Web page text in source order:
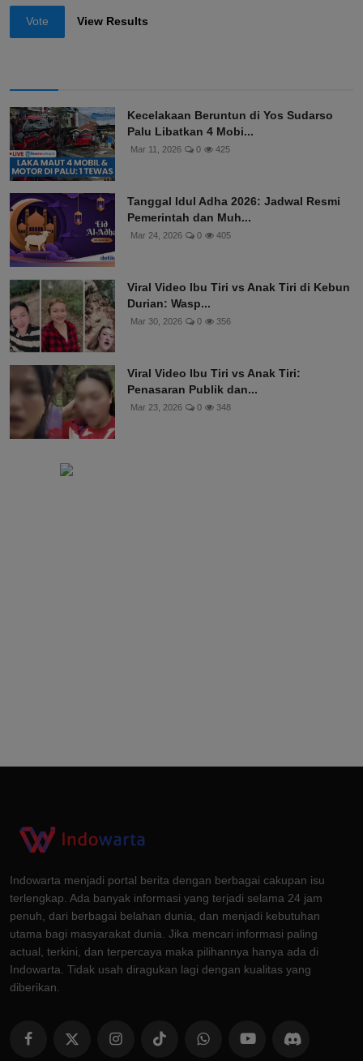
Vote View Results
Kecelakaan Beruntun di Yos Sudarso
Palu Libatkan 4 Mobi...
Mar 11, 2026 0 425
Tanggal Idul Adha 2026: Jadwal Resmi
Pemerintah dan Muh...
Mar 24, 2026 0 405
Viral Video Ibu Tiri vs Anak Tiri di Kebun
Durian: Wasp...
Mar 30, 2026 0 356
Viral Video Ibu Tiri vs Anak Tiri:
Penasaran Publik dan...
Mar 23, 2026 0 348
Indowarta menjadi portal berita dengan berbagai cakupan isu
terlengkap. Ada banyak informasi yang terjadi selama 24 jam
penuh, dari berbagai belahan dunia, dan menjadi kebutuhan
utama bagi masyarakat dunia. Jika mencari informasi paling
actual, terkini, dan terpercaya maka pilihannya hanya ada di
Indowarta. Tidak usah diragukan lagi dengan kualitas yang
diberikan.